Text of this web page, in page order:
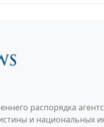
распорядка
и национальных